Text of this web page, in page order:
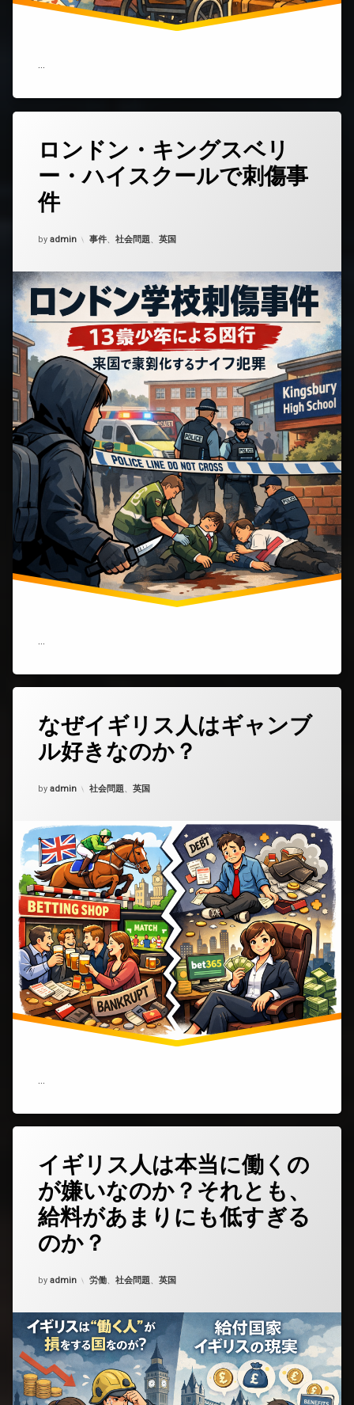
…
国
は
何
か)
ロンドン・キングスベリ
ー・ハイスクールで刺傷事
件
Updated on 2026年2月11日
by admin カテゴリー:
事件、 社会問題、 英国
コ
メ
ン
を
ど
ぞ
ン
ド
ン・
キ
ン
ス
ベ
ハ
イ
ス
ク
ル
で
刺
傷
事
件)
なぜイギリス人はギャンブ
ル好きなのか？
Updated on 2026年1月13日
by admin カテゴリー:
社会問題、 英国
コ
メ
ン
ト
ど
(な
ぜ
イ
ギ
リ
ス
人
は
ギ
ャ
ン
ブ
ル
好
イギリス人は本当に働くの
が嫌いなのか？それとも、
給料があまりにも低すぎる
のか？
Updated on 2025年12月17日
by admin カテゴリー:
労働、 社会問題、 英国
ン
ト
を
ど
う
ギ
ス
人
は
本
当
に
働